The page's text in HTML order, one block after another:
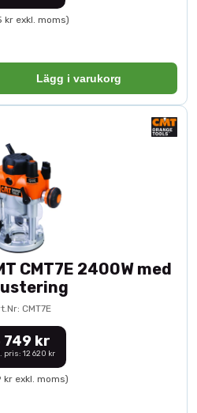
kr exkl. moms)
Lägg i varukorg
CMT7E 2400W med
CMT7E
749 kr
pris: 12 620 kr
kr exkl. moms)